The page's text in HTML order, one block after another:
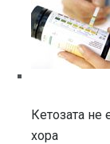
Кетозата не
хора